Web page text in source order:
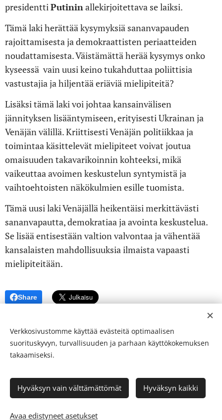
presidenttiPutininallekirjoitettava se laiksi.
Tämä laki herättää kysymyksiä sananvapauden
rajoittamisesta ja demokraattisten periaatteiden
noudattamisesta. Väistämättä herää kysymys onko
kyseessä vain uusi keino tukahduttaa poliittisia
vastustajia ja hiljentää eriäviä mielipiteitä?
Lisäksi tämä laki voi johtaa kansainvälisen
jännityksen lisääntymiseen, erityisesti Ukrainan ja
Venäjän välillä. Kriittisesti Venäjän politiikkaa ja
toimintaa käsittelevät mielipiteet voivat joutua
omaisuuden takavarikoinnin kohteeksi, mikä
vaikeuttaa avoimen keskustelun syntymistä ja
vaihtoehtoisten näkökulmien esille tuomista.
Tämä uusi laki Venäjällä heikentäisi merkittävästi
sananvapautta, demokratiaa ja avointa keskustelua.
Se lisää entisestään valtion valvontaa ja vähentää
kansalaisten mahdollisuuksia ilmaista vapaasti
mielipiteitään.
Share
ISSN 2342-3439
LuotuWebnodella
Verkkosivustomme käyttää evästeitä optimaalisen
suorituskyvyn, turvallisuuden ja parhaan käyttökokemuksen
takaamiseksi.
Hyväksyn vain välttämättömät Hyväksyn kaikki
Avaa edistyneet asetukset